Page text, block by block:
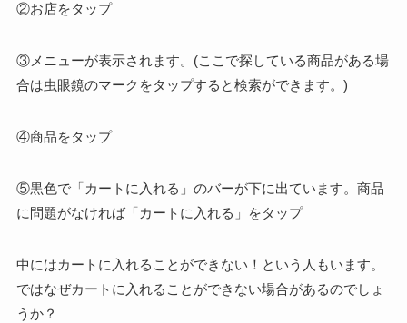
②お店をタップ
③メニューが表示されます。(ここで探している商品がある場
合は虫眼鏡のマークをタップすると検索ができます。)
④商品をタップ
⑤黒色で「カートに入れる」のバーが下に出ています。商品
に問題がなければ「カートに入れる」をタップ
中にはカートに入れることができない！という人もいます。
ではなぜカートに入れることができない場合があるのでしょ
うか？